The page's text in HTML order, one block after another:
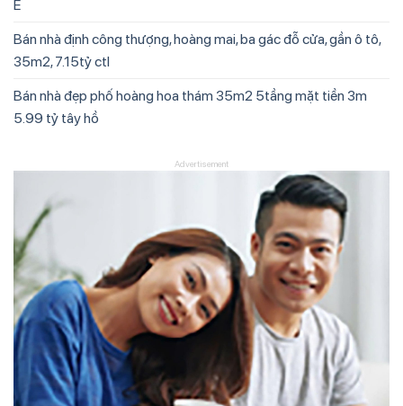
Ế
Bán nhà định công thượng, hoàng mai, ba gác đỗ cửa, gần ô tô,
35m2, 7.15tỷ ctl
Bán nhà đẹp phố hoàng hoa thám 35m2 5tầng mặt tiền 3m
5.99 tỷ tây hồ
Advertisement